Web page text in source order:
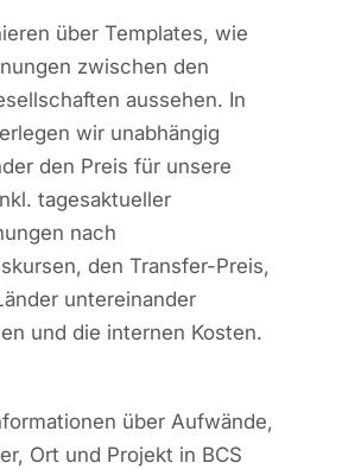
über Templates, wie
zwischen den
aussehen. In
wir unabhängig
den Preis für unsere
tagesaktueller
nach
den Transfer-Preis,
untereinander
und die internen Kosten.
über Aufwände,
Ort und Projekt in BCS